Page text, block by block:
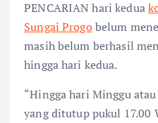
PENCARIAN hari kedua
Sungai Progobelum
masih belum berhasil
hingga hari kedua.
“Hingga hari Minggu
yang ditutup pukul 17.00